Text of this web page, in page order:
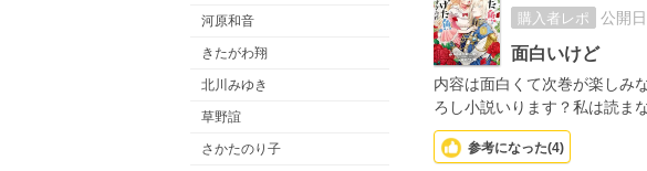
河原和音
きたがわ翔
北川みゆき
草野誼
さかたのり子
購入者レポ 公開
面白いけど
内容は面白くて次巻が楽しみ
ろし小説いります？私は読ま
参考になった(4)